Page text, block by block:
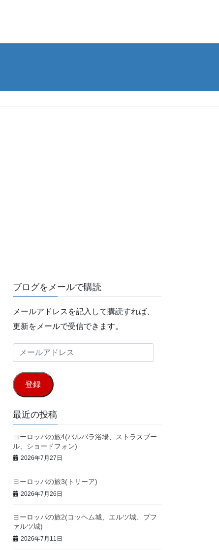
ブログをメールで購読
メールアドレスを記入して購読すれば、
更新をメールで受信できます。
ー
ル
ア
ド
レ
ス
登録
最近の投稿
ヨーロッパの旅4(バルバラ浴場、ストラスブー
ル、ショードフォン)
2026年7月27日
ヨーロッパの旅3(トリーア)
2026年7月26日
ヨーロッパの旅2(コッヘム城、エルツ城、プフ
ァルツ城)
2026年7月11日